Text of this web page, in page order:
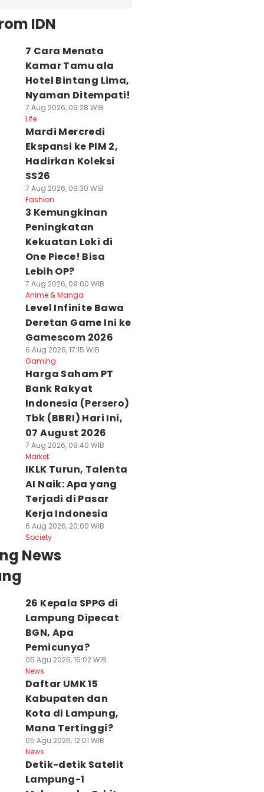
Miskin
9,31
Tingkat
Naik
Beli Es Pakai Uang
Diduga Palsu, Ini
06 Agu 2026, 19:02 WIB
IDN
7 Cara Menata
Kamar Tamu ala
Hotel Bintang Lima,
Nyaman Ditempati!
7 Aug 2026, 09:28 WIB
Life
Mardi Mercredi
Ekspansi ke PIM 2,
Hadirkan Koleksi
SS26
7 Aug 2026, 09:30 WIB
Fashion
3 Kemungkinan
Peningkatan
Kekuatan Loki di
One Piece! Bisa
Lebih OP?
7 Aug 2026, 09:00 WIB
Anime & Manga
Level Infinite Bawa
Deretan Game Ini ke
Gamescom 2026
6 Aug 2026, 17:15 WIB
Gaming
Harga Saham PT
Bank Rakyat
Indonesia (Persero)
Tbk (BBRI) Hari Ini,
07 August 2026
7 Aug 2026, 09:40 WIB
Market
IKLK Turun, Talenta
AI Naik: Apa yang
Terjadi di Pasar
Kerja Indonesia
6 Aug 2026, 20:00 WIB
Society
News
26 Kepala SPPG di
Lampung Dipecat
BGN, Apa
Pemicunya?
05 Agu 2026, 16:02 WIB
News
Daftar UMK 15
Kabupaten dan
Kota di Lampung,
Mana Tertinggi?
05 Agu 2026, 12:01 WIB
News
Detik-detik Satelit
Lampung-1